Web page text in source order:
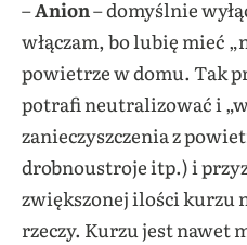
–Anion– domyślnie
włączam, bo lubię mieć
powietrze w domu. Tak
potrafi neutralizować i
zanieczyszczenia z
drobnoustroje itp.) i
zwiększonej ilości kurzu
rzeczy. Kurzu jest nawet